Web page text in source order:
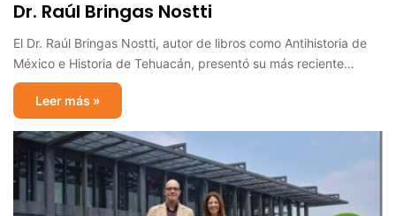
Dr. Raúl Bringas Nostti
El Dr. Raúl Bringas Nostti, autor de libros como Antihistoria de
México e Historia de Tehuacán, presentó su más reciente…
Leer más »